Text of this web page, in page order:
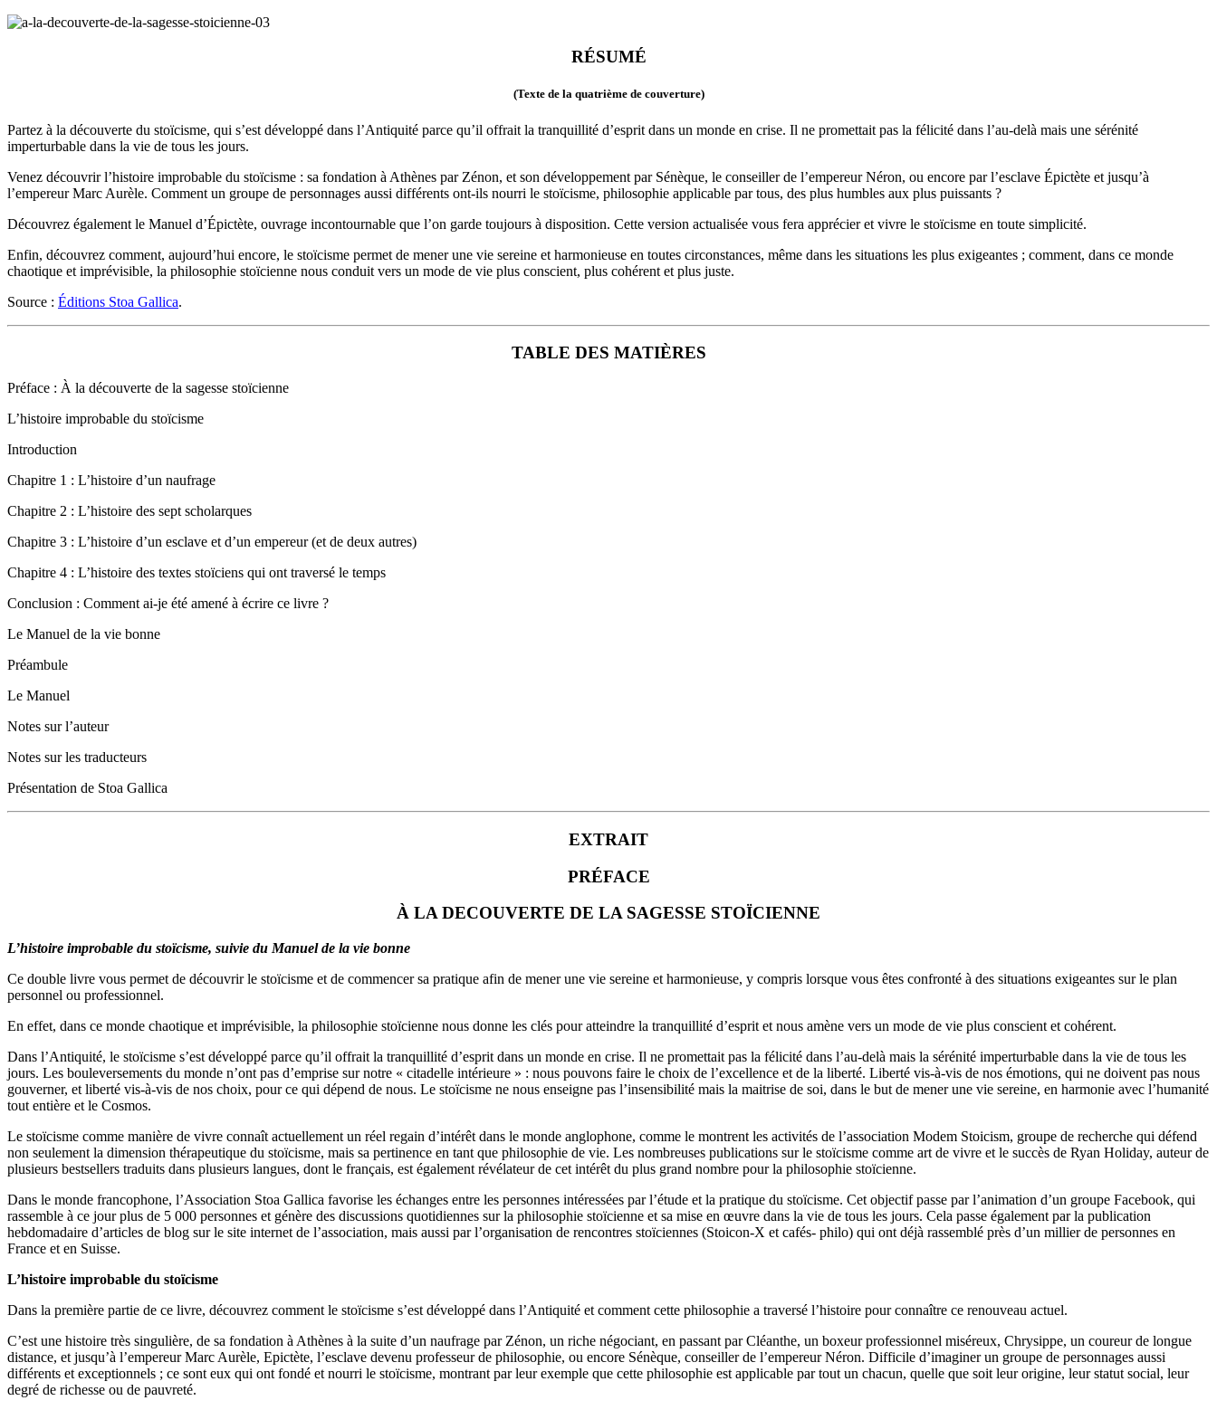
RÉSUMÉ
(Texte de la quatrième de couverture)
Partez à la découverte du stoïcisme, qui s’est développé dans l’Antiquité parce qu’il offrait la tranquillité d’esprit dans un monde en crise. Il ne promettait pas la félicité dans l’au-delà mais une sérénité
imperturbable dans la vie de tous les jours.
Venez découvrir l’histoire improbable du stoïcisme : sa fondation à Athènes par Zénon, et son développement par Sénèque, le conseiller de l’empereur Néron, ou encore par l’esclave Épictète et jusqu’à
l’empereur Marc Aurèle. Comment un groupe de personnages aussi différents ont-ils nourri le stoïcisme, philosophie applicable par tous, des plus humbles aux plus puissants ?
Découvrez également le Manuel d’Épictète, ouvrage incontournable que l’on garde toujours à disposition. Cette version actualisée vous fera apprécier et vivre le stoïcisme en toute simplicité.
Enfin, découvrez comment, aujourd’hui encore, le stoïcisme permet de mener une vie sereine et harmonieuse en toutes circonstances, même dans les situations les plus exigeantes ; comment, dans ce monde
chaotique et imprévisible, la philosophie stoïcienne nous conduit vers un mode de vie plus conscient, plus cohérent et plus juste.
Source : Éditions Stoa Gallica.
TABLE DES MATIÈRES
Préface : À la découverte de la sagesse stoïcienne
L’histoire improbable du stoïcisme
Introduction
Chapitre 1 : L’histoire d’un naufrage
Chapitre 2 : L’histoire des sept scholarques
Chapitre 3 : L’histoire d’un esclave et d’un empereur (et de deux autres)
Chapitre 4 : L’histoire des textes stoïciens qui ont traversé le temps
Conclusion : Comment ai-je été amené à écrire ce livre ?
Le Manuel de la vie bonne
Préambule
Le Manuel
Notes sur l’auteur
Notes sur les traducteurs
Présentation de Stoa Gallica
EXTRAIT
PRÉFACE
À LA DECOUVERTE DE LA SAGESSE STOÏCIENNE
L’histoire improbable du stoïcisme, suivie du Manuel de la vie bonne
Ce double livre vous permet de découvrir le stoïcisme et de commencer sa pratique afin de mener une vie sereine et harmonieuse, y compris lorsque vous êtes confronté à des situations exigeantes sur le plan
personnel ou professionnel.
En effet, dans ce monde chaotique et imprévisible, la philosophie stoïcienne nous donne les clés pour atteindre la tranquillité d’esprit et nous amène vers un mode de vie plus conscient et cohérent.
Dans l’Antiquité, le stoïcisme s’est développé parce qu’il offrait la tranquillité d’esprit dans un monde en crise. Il ne promettait pas la félicité dans l’au-delà mais la sérénité imperturbable dans la vie de tous les
jours. Les bouleversements du monde n’ont pas d’emprise sur notre « citadelle intérieure » : nous pouvons faire le choix de l’excellence et de la liberté. Liberté vis-à-vis de nos émotions, qui ne doivent pas nous
gouverner, et liberté vis-à-vis de nos choix, pour ce qui dépend de nous. Le stoïcisme ne nous enseigne pas l’insensibilité mais la maitrise de soi, dans le but de mener une vie sereine, en harmonie avec l’humanité
tout entière et le Cosmos.
Le stoïcisme comme manière de vivre connaît actuellement un réel regain d’intérêt dans le monde anglophone, comme le montrent les activités de l’association Modem Stoicism, groupe de recherche qui défend
non seulement la dimension thérapeutique du stoïcisme, mais sa pertinence en tant que philosophie de vie. Les nombreuses publications sur le stoïcisme comme art de vivre et le succès de Ryan Holiday, auteur de
plusieurs bestsellers traduits dans plusieurs langues, dont le français, est également révélateur de cet intérêt du plus grand nombre pour la philosophie stoïcienne.
Dans le monde francophone, l’Association Stoa Gallica favorise les échanges entre les personnes intéressées par l’étude et la pratique du stoïcisme. Cet objectif passe par l’animation d’un groupe Facebook, qui
rassemble à ce jour plus de 5 000 personnes et génère des discussions quotidiennes sur la philosophie stoïcienne et sa mise en œuvre dans la vie de tous les jours. Cela passe également par la publication
hebdomadaire d’articles de blog sur le site internet de l’association, mais aussi par l’organisation de rencontres stoïciennes (Stoicon-X et cafés- philo) qui ont déjà rassemblé près d’un millier de personnes en
France et en Suisse.
L’histoire improbable du stoïcisme
Dans la première partie de ce livre, découvrez comment le stoïcisme s’est développé dans l’Antiquité et comment cette philosophie a traversé l’histoire pour connaître ce renouveau actuel.
C’est une histoire très singulière, de sa fondation à Athènes à la suite d’un naufrage par Zénon, un riche négociant, en passant par Cléanthe, un boxeur professionnel miséreux, Chrysippe, un coureur de longue
distance, et jusqu’à l’empereur Marc Aurèle, Epictète, l’esclave devenu professeur de philosophie, ou encore Sénèque, conseiller de l’empereur Néron. Difficile d’imaginer un groupe de personnages aussi
différents et exceptionnels ; ce sont eux qui ont fondé et nourri le stoïcisme, montrant par leur exemple que cette philosophie est applicable par tout un chacun, quelle que soit leur origine, leur statut social, leur
degré de richesse ou de pauvreté.